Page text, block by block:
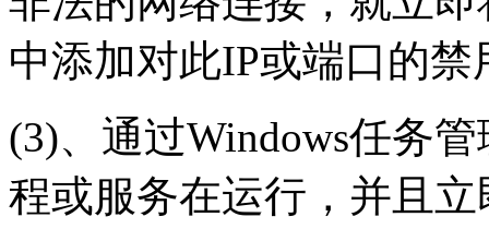
中添加对此IP或端口的禁
(3)、通过Windows任务
程或服务在运行，并且